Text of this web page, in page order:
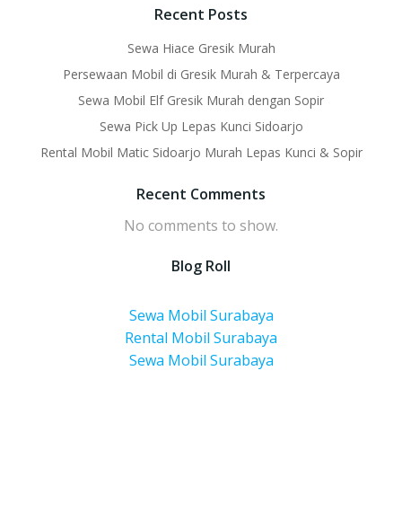
Recent Posts
Sewa Hiace Gresik Murah
Persewaan Mobil di Gresik Murah & Terpercaya
Sewa Mobil Elf Gresik Murah dengan Sopir
Sewa Pick Up Lepas Kunci Sidoarjo
Rental Mobil Matic Sidoarjo Murah Lepas Kunci & Sopir
Recent Comments
No comments to show.
Blog Roll
Sewa Mobil Surabaya
Rental Mobil Surabaya
Sewa Mobil Surabaya